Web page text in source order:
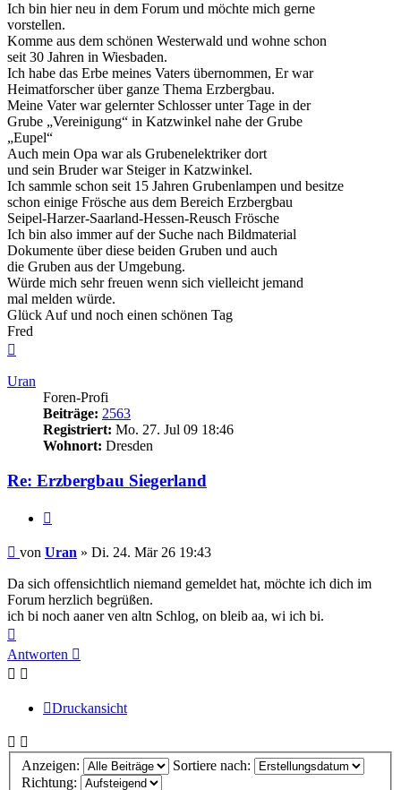
Ich bin hier neu in dem Forum und möchte mich gerne
vorstellen.
Komme aus dem schönen Westerwald und wohne schon
seit 30 Jahren in Wiesbaden.
Ich habe das Erbe meines Vaters übernommen, Er war
Heimatforscher über ganze Thema Erzbergbau.
Meine Vater war gelernter Schlosser unter Tage in der
Grube „Vereinigung“ in Katzwinkel nahe der Grube
„Eupel“
Auch mein Opa war als Grubenelektriker dort
und sein Bruder war Steiger in Katzwinkel.
Ich sammle schon seit 15 Jahren Grubenlampen und besitze
schon einige Frösche aus dem Bereich Erzbergbau
Seipel-Harzer-Saarland-Hessen-Reusch Frösche
Ich bin also immer auf der Suche nach Bildmaterial
Dokumente über diese beiden Gruben und auch
die Gruben aus der Umgebung.
Würde mich sehr freuen wenn sich vielleicht jemand
mal melden würde.
Glück Auf und noch einen schönen Tag
Fred
Uran
Foren-Profi
Beiträge: 2563
Registriert: Mo. 27. Jul 09 18:46
Wohnort: Dresden
Re: Erzbergbau Siegerland
Beitrag
von Uran » Di. 24. Mär 26 19:43
Da sich offensichtlich niemand gemeldet hat, möchte ich dich im
Forum herzlich begrüßen.
ich bi noch aaner ven altn Schlog, on bleib aa, wi ich bi.
oben
Antworten
Druckansicht
Anzeigen:
Sortiere nach:
Richtung: